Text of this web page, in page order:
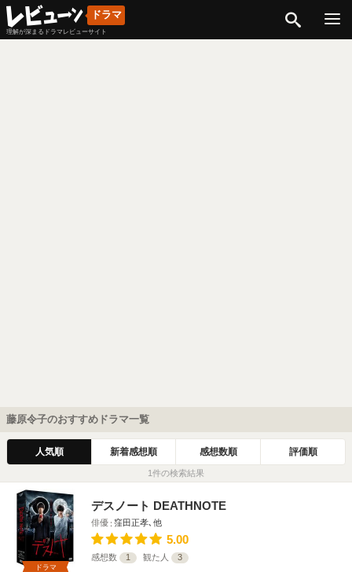
ドラマ
理解が深まるドラマレビューサイト
藤原令子のおすすめドラマ一覧
人気順 新着感想順 感想数順 評価順
1件の検索結果
ドラマ
デスノート DEATHNOTE
俳優 窪田正孝､他
5.00
感想数 1 観た人 3